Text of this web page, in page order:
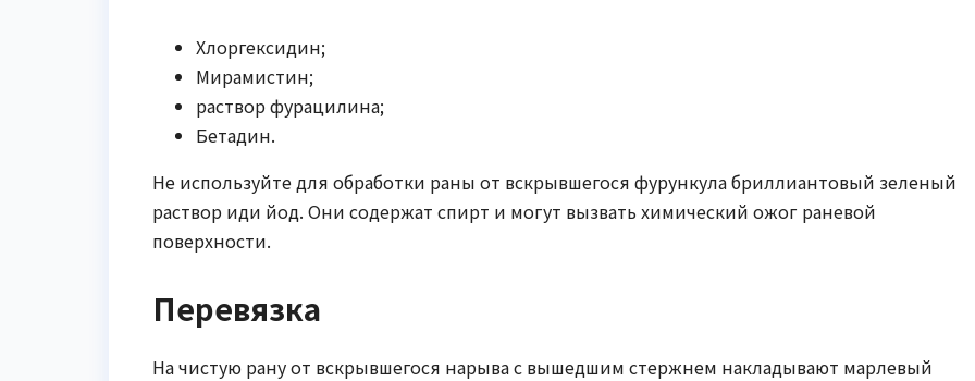
Хлоргексидин;
Мирамистин;
раствор фурацилина;
Бетадин.
Не используйте для обработки раны от вскрывшегося фурункула бриллиантовый зеленый
раствор иди йод. Они содержат спирт и могут вызвать химический ожог раневой
поверхности.
Перевязка
На чистую рану от вскрывшегося нарыва с вышедшим стержнем накладывают марлевый